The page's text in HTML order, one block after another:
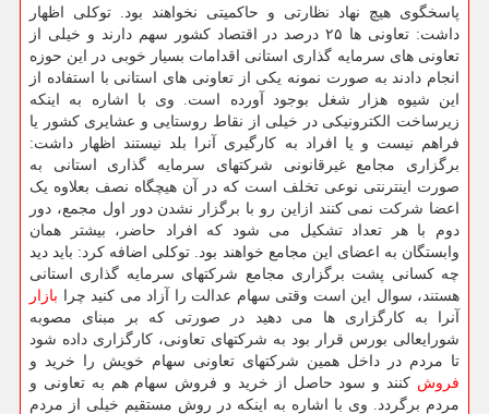
پاسخگوی هیچ نهاد نظارتی و حاکمیتی نخواهند بود. توکلی اظهار
داشت: تعاونی ها ۲۵ درصد در اقتصاد کشور سهم دارند و خیلی از
تعاونی های سرمایه گذاری استانی اقدامات بسیار خوبی در این حوزه
انجام دادند به صورت نمونه یکی از تعاونی های استانی با استفاده از
این شیوه هزار شغل بوجود آورده است. وی با اشاره به اینکه
زیرساخت الکترونیکی در خیلی از نقاط روستایی و عشایری کشور یا
فراهم نیست و یا افراد به کارگیری آنرا بلد نیستند اظهار داشت:
برگزاری مجامع غیرقانونی شرکتهای سرمایه گذاری استانی به
صورت اینترنتی نوعی تخلف است که در آن هیچگاه نصف بعلاوه یک
اعضا شرکت نمی کنند ازاین رو با برگزار نشدن دور اول مجمع، دور
دوم با هر تعداد تشکیل می شود که افراد حاضر، بیشتر همان
وابستگان به اعضای این مجامع خواهند بود. توکلی اضافه کرد: باید دید
چه کسانی پشت برگزاری مجامع شرکتهای سرمایه گذاری استانی
هستند، سوال این است وقتی سهام عدالت را آزاد می کنید چرا بازار
آنرا به کارگزاری ها می دهید در صورتی که بر مبنای مصوبه
شورایعالی بورس قرار بود به شرکتهای تعاونی، کارگزاری داده شود
تا مردم در داخل همین شرکتهای تعاونی سهام خویش را خرید و
فروش کنند و سود حاصل از خرید و فروش سهام هم به تعاونی و
مردم برگردد. وی با اشاره به اینکه در روش مستقیم خیلی از مردم